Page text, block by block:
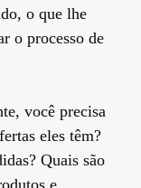
o que lhe
o processo de
você precisa
eles têm?
Quais são
e